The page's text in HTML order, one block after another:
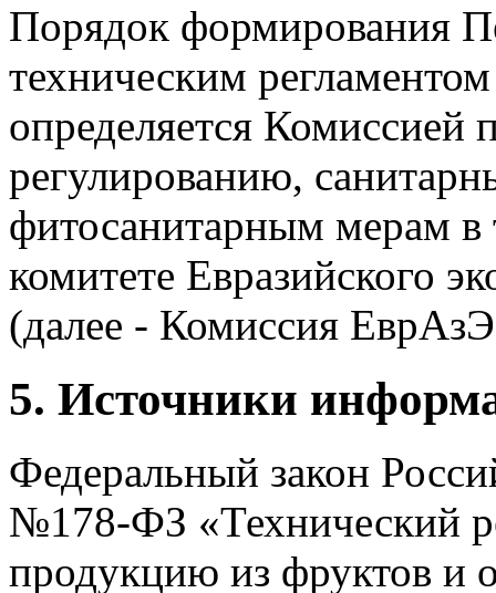
Порядок формирования
техническим
определяется Комиссией
регулированию,
фитосанитарным мерам в
комитете Евразийского
(далее - Комиссия
5. Источники
Федеральный закон
№178-ФЗ «Технический
продукцию из фруктов и